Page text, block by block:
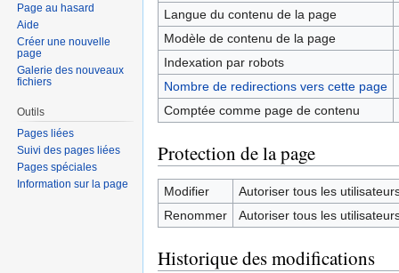
Langue du contenu de la page
Modèle de contenu de la page
Indexation par robots
Nombre de redirections vers cette page
Comptée comme page de contenu
Protection de la page
Modifier
Autoriser tous les
Renommer
Autoriser tous les
Historique des modifications
Page au hasard
Aide
Créer une nouvelle
page
Galerie des nouveaux
fichiers
Outils
Pages liées
Suivi des pages liées
Pages spéciales
Information sur la page